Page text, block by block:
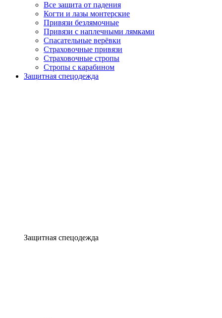
Все защита от падения
Когти и лазы монтерские
Привязи безлямочные
Привязи с наплечными лямками
Спасательные верёвки
Страховочные привязи
Страховочные стропы
Стропы с карабином
Защитная спецодежда
Защитная спецодежда